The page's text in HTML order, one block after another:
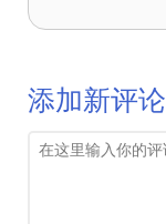
添加新评论